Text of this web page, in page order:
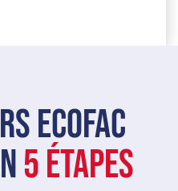
ecofac
5 étapes